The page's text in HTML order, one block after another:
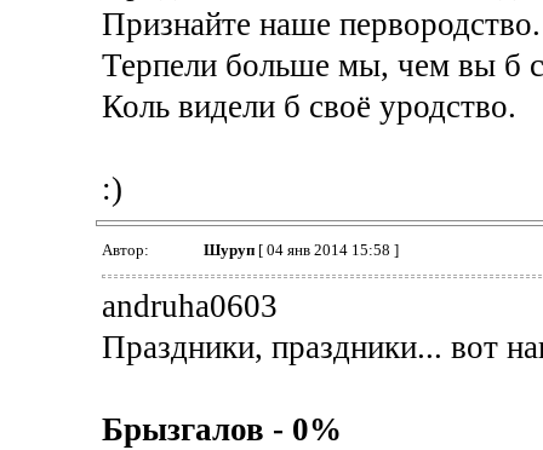
Признайте наше первородство.
Терпели больше мы, чем вы б
Коль видели б своё уродство.
:)
Автор: Шуруп[ 04 янв 2014 15:58 ]
andruha0603
Праздники, праздники... вот
Брызгалов - 0%